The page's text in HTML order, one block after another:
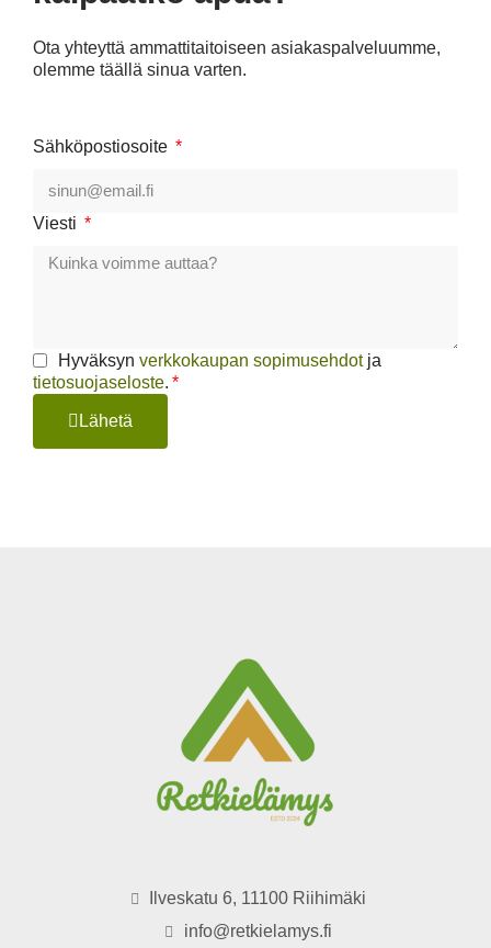
Ota yhteyttä ammattitaitoiseen asiakaspalveluumme,
olemme täällä sinua varten.
Sähköpostiosoite
Viesti
Hyväksyn verkkokaupan sopimusehdotja
tietosuojaseloste.
Lähetä
Ilveskatu 6, 11100 Riihimäki
info@retkielamys.fi